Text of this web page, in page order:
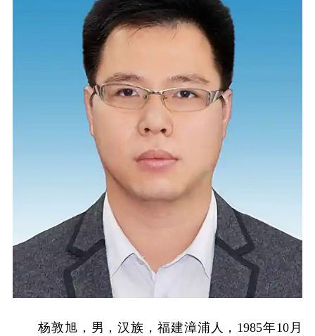
杨敦旭，男，汉族，福建漳浦人，1985年10月